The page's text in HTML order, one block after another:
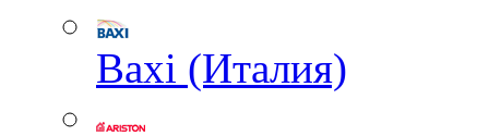
Baxi (Италия)